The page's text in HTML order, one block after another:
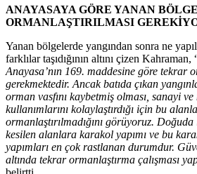
ANAYASAYA GÖRE YANAN
ORMANLAŞTIRILMASI
Yanan bölgelerde yangından sonra ne
farklılar taşıdığının altını çizen Kahraman,
Anayasa’nın 169. maddesine göre tekrar
gerekmektedir. Ancak batıda çıkan
orman vasfını kaybetmiş olması, sanayi
kullanımlarını kolaylaştırdığı için bu
ormanlaştırılmadığını görüyoruz.
kesilen alanlara karakol yapımı ve bu
yapımları en çok rastlanan durumdur.
altında tekrar ormanlaştırma çalışması